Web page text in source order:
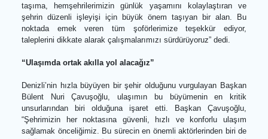
Ziyarete Büyükşehir Belediyesi Ulaşım Dairesi Başkanı
Bağcı da eşlik etti. Duraklardaki buluşmada minibüs
görüş ve önerilerini tek tek dinleyen Başkan Çavuşoğlu,
taşımanın şehir hayatındaki önemine dikkat çekerek,
taşıma, hemşehrilerimizin günlük yaşamını kolaylaştıran
şehrin düzenli işleyişi için büyük önem taşıyan bir alan.
noktada emek veren tüm şoförlerimize teşekkür
taleplerini dikkate alarak çalışmalarımızı sürdürüyoruz” dedi.
“Ulaşımda ortak akılla yol alacağız”